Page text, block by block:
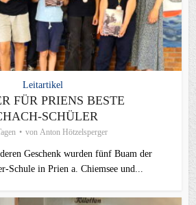
Leitartikel
FÜR PRIENS BESTE
SCHÜLER
von Anton Hötzelsperger
Geschenk wurden fünf Buam der
Schule in Prien a. Chiemsee und...